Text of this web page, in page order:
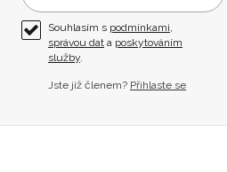
Souhlasím s podmínkami,
správou dat a poskytováním
služby.
Jste již členem? Přihlaste se